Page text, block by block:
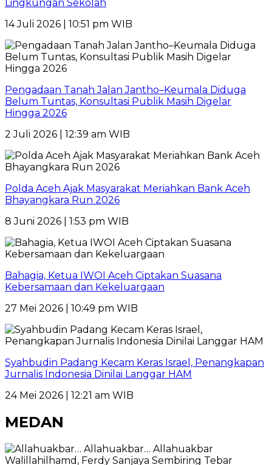
Lingkungan Sekolah
14 Juli 2026 | 10:51 pm WIB
Pengadaan Tanah Jalan Jantho–Keumala Diduga
Belum Tuntas, Konsultasi Publik Masih Digelar
Hingga 2026
2 Juli 2026 | 12:39 am WIB
Polda Aceh Ajak Masyarakat Meriahkan Bank Aceh
Bhayangkara Run 2026
8 Juni 2026 | 1:53 pm WIB
Bahagia, Ketua IWOI Aceh Ciptakan Suasana
Kebersamaan dan Kekeluargaan
27 Mei 2026 | 10:49 pm WIB
Syahbudin Padang Kecam Keras Israel, Penangkapan
Jurnalis Indonesia Dinilai Langgar HAM
24 Mei 2026 | 12:21 am WIB
MEDAN